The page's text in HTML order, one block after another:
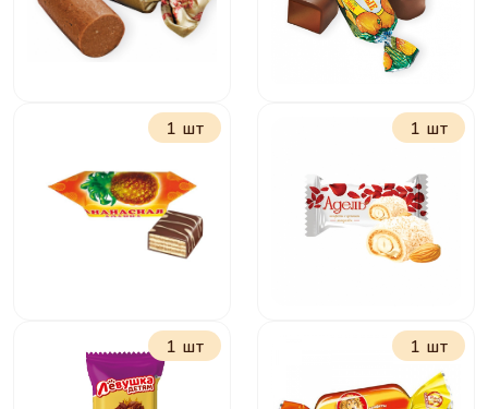
Батончики Рот
Фронт
классические
Желейные в
шоколаде в
ассортимете
1 шт
Ананасная долина
1 шт
Адель с миндалем
1 шт 1 шт